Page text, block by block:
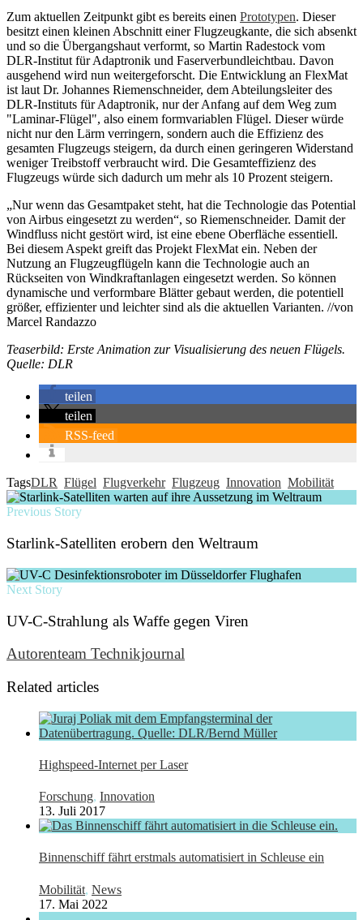
Zum aktuellen Zeitpunkt gibt es bereits einen Prototypen. Dieser
besitzt einen kleinen Abschnitt einer Flugzeugkante, die sich absenkt
und so die Übergangshaut verformt, so Martin Radestock vom
DLR-Institut für Adaptronik und Faserverbundleichtbau. Davon
ausgehend wird nun weitergeforscht. Die Entwicklung an FlexMat
ist laut Dr. Johannes Riemenschneider, dem Abteilungsleiter des
DLR-Instituts für Adaptronik, nur der Anfang auf dem Weg zum
"Laminar-Flügel", also einem formvariablen Flügel. Dieser würde
nicht nur den Lärm verringern, sondern auch die Effizienz des
gesamten Flugzeugs steigern, da durch einen geringeren Widerstand
weniger Treibstoff verbraucht wird. Die Gesamteffizienz des
Flugzeugs würde sich dadurch um mehr als 10 Prozent steigern.
„Nur wenn das Gesamtpaket steht, hat die Technologie das Potential
von Airbus eingesetzt zu werden“, so Riemenschneider. Damit der
Windfluss nicht gestört wird, ist eine ebene Oberfläche essentiell.
Bei diesem Aspekt greift das Projekt FlexMat ein. Neben der
Nutzung an Flugzeugflügeln kann die Technologie auch an
Rückseiten von Windkraftanlagen eingesetzt werden. So können
dynamische und verformbare Blätter gebaut werden, die potentiell
größer, effizienter und leichter sind als die aktuellen Varianten. //von
Marcel Randazzo
Teaserbild: Erste Animation zur Visualisierung des neuen Flügels.
Quelle: DLR
teilen
teilen
RSS-feed
TagsDLR Flügel Flugverkehr Flugzeug Innovation Mobilität
Previous Story
Starlink-Satelliten erobern den Weltraum
Next Story
UV-C-Strahlung als Waffe gegen Viren
Autorenteam Technikjournal
Related articles
Highspeed-Internet per Laser
Forschung, Innovation
13. Juli 2017
Binnenschiff fährt erstmals automatisiert in Schleuse ein
Mobilität, News
17. Mai 2022